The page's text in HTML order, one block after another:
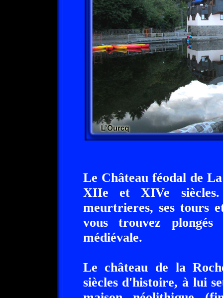
Le Château féodal de
XIIe et XIVe
meurtrieres, ses tours
vous trouvez
médiévale.
Le château de la
siècles d'histoire, à lui